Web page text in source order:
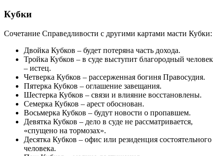
Кубки
Сочетание Справедливости с другими картами масти Кубки:
Двойка Кубков – будет потеряна часть дохода.
Тройка Кубков – в суде выступит благородный человек
– истец.
Четверка Кубков – рассерженная богиня Правосудия.
Пятерка Кубков – оглашение завещания.
Шестерка Кубков – связи и влияние восстановлены.
Семерка Кубков – арест обоснован.
Восьмерка Кубков – будут новости о пропавшем.
Девятка Кубков – дело в суде не рассматривается,
«спущено на тормозах».
Десятка Кубков – офис или резиденция состоятельного
человека.